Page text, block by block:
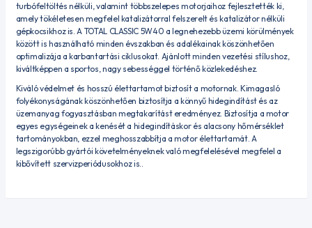
turbófeltöltés nélküli, valamint többszelepes motorjaihoz fejlesztették ki,
amely tökéletesen megfelel katalizátorral felszerelt és katalizátor nélküli
gépkocsikhoz is. A TOTAL CLASSIC 5W40 a legnehezebb üzemi körülmények
között is használható minden évszakban és adalékainak köszönhetően
optimalizája a karbantartási ciklusokat. Ajánlott minden vezetési stílushoz,
kiváltképpen a sportos, nagy sebességgel történő közlekedéshez.
Kiváló védelmet és hosszú élettartamot biztosít a motornak. Kimagasló
folyékonyságának köszönhetően biztosítja a könnyű hidegindítást és az
üzemanyag fogyasztásban megtakarítást eredményez. Biztosítja a motor
egyes egységeinek a kenését a hidegindításkor és alacsony hőmérséklet
tartományokban, ezzel meghosszabbítja a motor élettartamát. A
legszigorúbb gyártói követelményeknek való megfelelésével megfelel a
kibővített szervizperiódusokhoz is..